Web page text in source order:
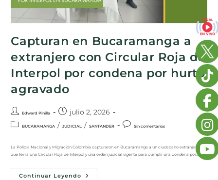
Capturan en Bucaramanga a
extranjero con Circular Roja de
Interpol por condena por hurto
agravado
Edward Pinilla julio 2, 2026
BUCARAMANGA / JUDICIAL / SANTANDER Sin comentarios
La Policía Nacional y Migración Colombia capturaron en Bucaramanga a un ciudadano extranjero
que tenía una Circular Roja de Interpol y una orden judicial vigente para cumplir una condena por…
Continuar Leyendo